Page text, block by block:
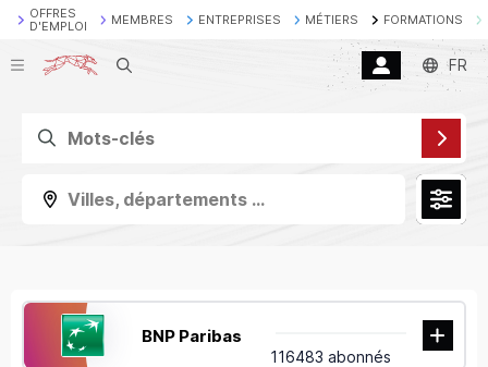
OFFRES
D'EMPLOI
MEMBRES ENTREPRISES MÉTIERS FORMATIONS
Recherche FR
Villes, départements ...
BNP Paribas
116483 abonnés